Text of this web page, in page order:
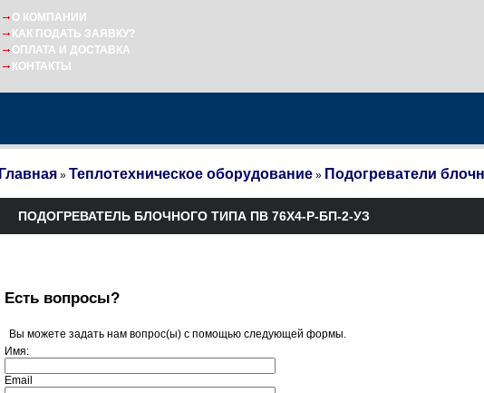
О КОМПАНИИ
КАК ПОДАТЬ ЗАЯВКУ?
ОПЛАТА И ДОСТАВКА
КОНТАКТЫ
Главная » Теплотехническое оборудование » Подогреватели
ПОДОГРЕВАТЕЛЬ БЛОЧНОГО ТИПА ПВ 76Х4-Р-БП-2-УЗ
Есть вопросы?
Вы можете задать нам вопрос(ы) с помощью следующей формы.
Имя:
Email